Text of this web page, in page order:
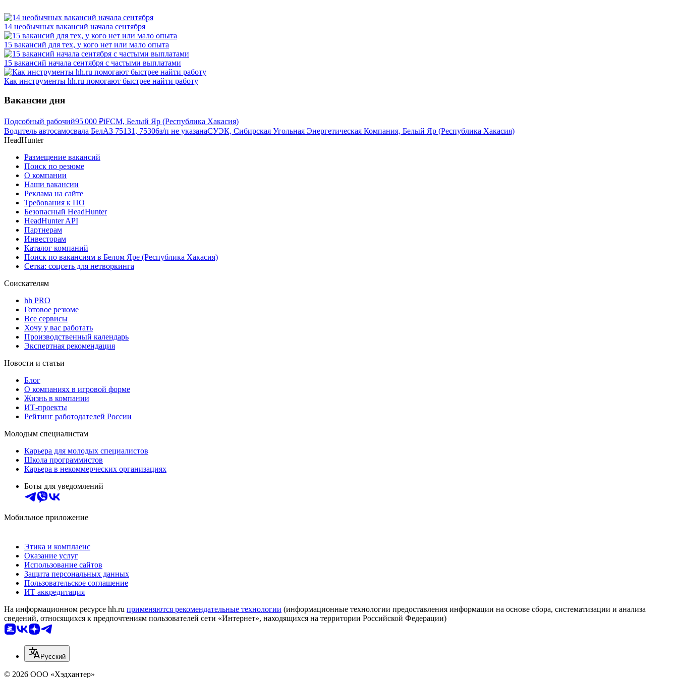
14 необычных вакансий начала сентября
15 вакансий для тех, у кого нет или мало опыта
15 вакансий начала сентября с частыми выплатами
Как инструменты hh.ru помогают быстрее найти работу
Вакансии дня
Подсобный рабочий95 000 ₽iFCM, Белый Яр (Республика Хакасия)
Водитель автосамосвала БелАЗ 75131, 75306з/п не указанаСУЭК, Сибирская Угольная Энергетическая Компания, Белый Яр (Республика Хакасия)
HeadHunter
Размещение вакансий
Поиск по резюме
О компании
Наши вакансии
Реклама на сайте
Требования к ПО
Безопасный HeadHunter
HeadHunter API
Партнерам
Инвесторам
Каталог компаний
Поиск по вакансиям в Белом Яре (Республика Хакасия)
Сетка: соцсеть для нетворкинга
Соискателям
hh PRO
Готовое резюме
Все сервисы
Хочу у вас работать
Производственный календарь
Экспертная рекомендация
Новости и статьи
Блог
О компаниях в игровой форме
Жизнь в компании
ИТ-проекты
Рейтинг работодателей России
Молодым специалистам
Карьера для молодых специалистов
Школа программистов
Карьера в некоммерческих организациях
Боты для уведомлений
Мобильное приложение
Этика и комплаенс
Оказание услуг
Использование сайтов
Защита персональных данных
Пользовательское соглашение
ИТ аккредитация
На информационном ресурсе hh.ru применяются рекомендательные технологии (информационные технологии предоставления информации на основе сбора, систематизации и анализа
сведений, относящихся к предпочтениям пользователей сети «Интернет», находящихся на территории Российской Федерации)
Русский
© 2026 ООО «Хэдхантер»